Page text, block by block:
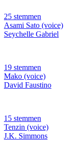
25 stemmen
Asami Sato (voice)
Seychelle Gabriel
19 stemmen
Mako (voice)
David Faustino
15 stemmen
Tenzin (voice)
J.K. Simmons